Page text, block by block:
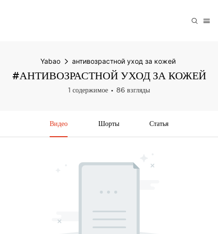
Yabao антивозрастной уход за кожей
#АНТИВОЗРАСТНОЙ УХОД ЗА КОЖЕЙ
1 содержимое 86 взгляды
Видео Шорты Статья